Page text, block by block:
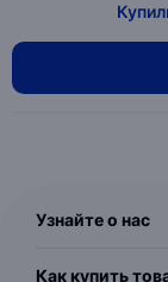
Узнайте о нас
Как купить